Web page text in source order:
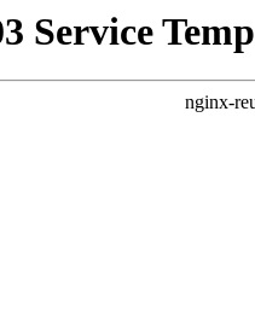
Service
nginx-